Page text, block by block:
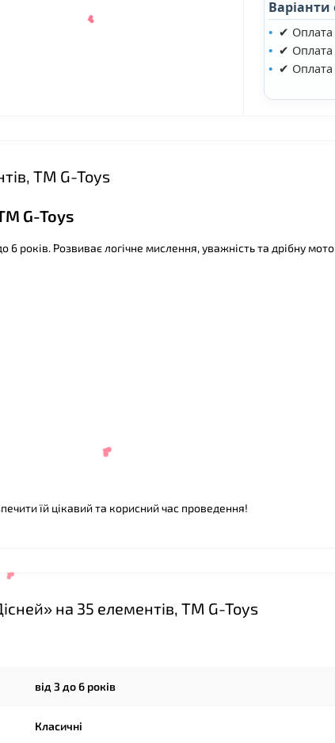
✔ Оплата
✔ Оплата
✔ Оплата
ТМ G-Toys
G-Toys
років. Розвиває логічне мислення, уважність та дрібну
їй цікавий та корисний час проведення!
на 35 елементів, ТМ G-Toys
від 3 до 6 років
Класичні